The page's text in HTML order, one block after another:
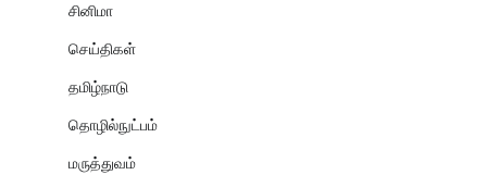
சினிமா
செய்திகள்
தமிழ்நாடு
தொழில்நுட்பம்
மருத்துவம்